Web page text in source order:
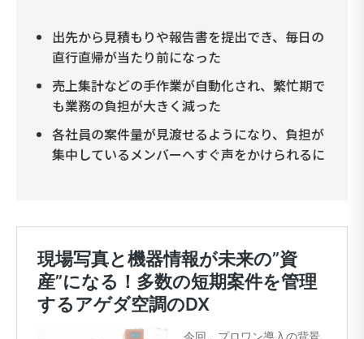
出先から見積もりや報告書を提出でき、毎日の
直行直帰が当たり前になった
売上集計などの手作業が自動化され、繁忙期で
も業務の負担が大きく減った
各社員の案件量が見渡せるようになり、負担が
集中しているメンバーへすぐ声をかけられるに